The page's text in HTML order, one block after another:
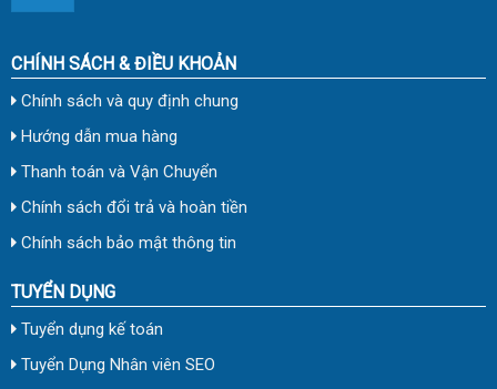
CHÍNH SÁCH & ĐIỀU KHOẢN
Chính sách và quy định chung
Hướng dẫn mua hàng
Thanh toán và Vận Chuyển
Chính sách đổi trả và hoàn tiền
Chính sách bảo mật thông tin
TUYỂN DỤNG
Tuyển dụng kế toán
Tuyển Dụng Nhân viên SEO